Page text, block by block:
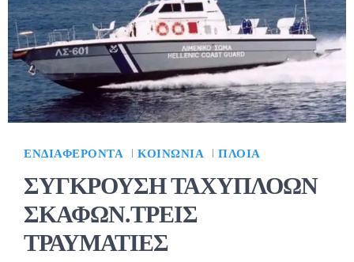
ΕΝΔΙΑΦΈΡΟΝΤΑ ΚΟΙΝΩΝΊΑ ΠΛΟΊΑ
ΣΥΓΚΡΟΥΣΗ ΤΑΧΥΠΛΟΩΝ
ΣΚΑΦΩΝ.ΤΡΕΙΣ
ΤΡΑΥΜΑΤΙΕΣ